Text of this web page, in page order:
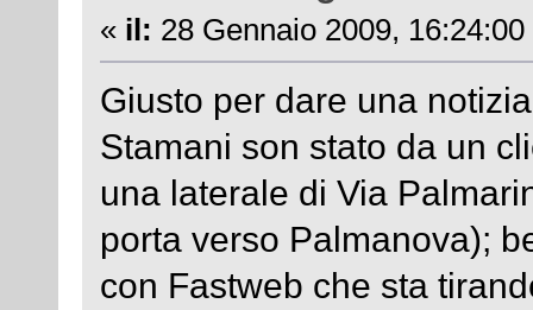
« il: 28 Gennaio 2009, 16:24:00
Giusto per dare una
Stamani son stato da un
una laterale di Via
porta verso Palmanova);
con Fastweb che sta